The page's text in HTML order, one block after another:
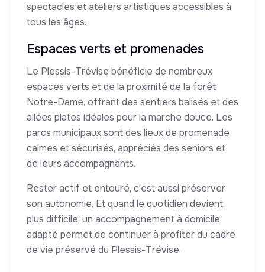
spectacles et ateliers artistiques accessibles à
tous les âges.
Espaces verts et promenades
Le Plessis-Trévise bénéficie de nombreux
espaces verts et de la proximité de la forêt
Notre-Dame, offrant des sentiers balisés et des
allées plates idéales pour la marche douce. Les
parcs municipaux sont des lieux de promenade
calmes et sécurisés, appréciés des seniors et
de leurs accompagnants.
Rester actif et entouré, c'est aussi préserver
son autonomie. Et quand le quotidien devient
plus difficile, un accompagnement à domicile
adapté permet de continuer à profiter du cadre
de vie préservé du Plessis-Trévise.